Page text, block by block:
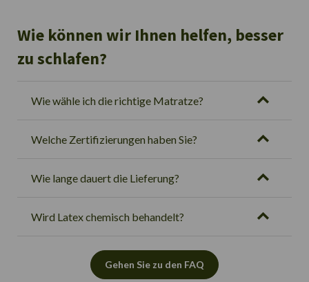
Wie können wir Ihnen helfen, besser
zu schlafen?
Wie wähle ich die richtige Matratze?
Welche Zertifizierungen haben Sie?
Wie lange dauert die Lieferung?
Wird Latex chemisch behandelt?
Gehen Sie zu den FAQ